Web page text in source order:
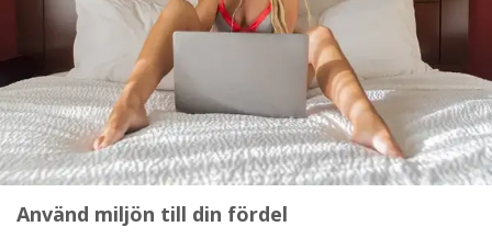
Använd miljön till din fördel